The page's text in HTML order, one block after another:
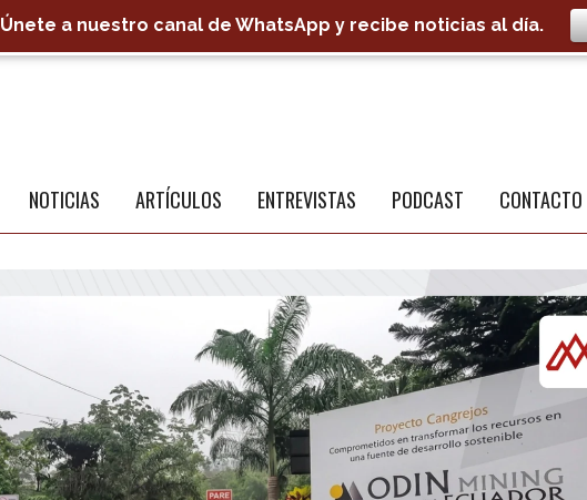
NOTICIAS ARTÍCULOS ENTREVISTAS PODCAST CONTACTO
Únete a nuestro canal de WhatsApp y recibe noticias al día.